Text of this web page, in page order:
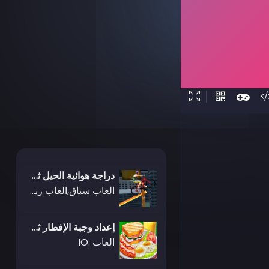
دراجة هوائية الحيل ثلاثية الأبعاد
العاب سباق,العاب رياضة
إعداد وجبة الإفطار ثلاثية الأبعاد
العاب .IO